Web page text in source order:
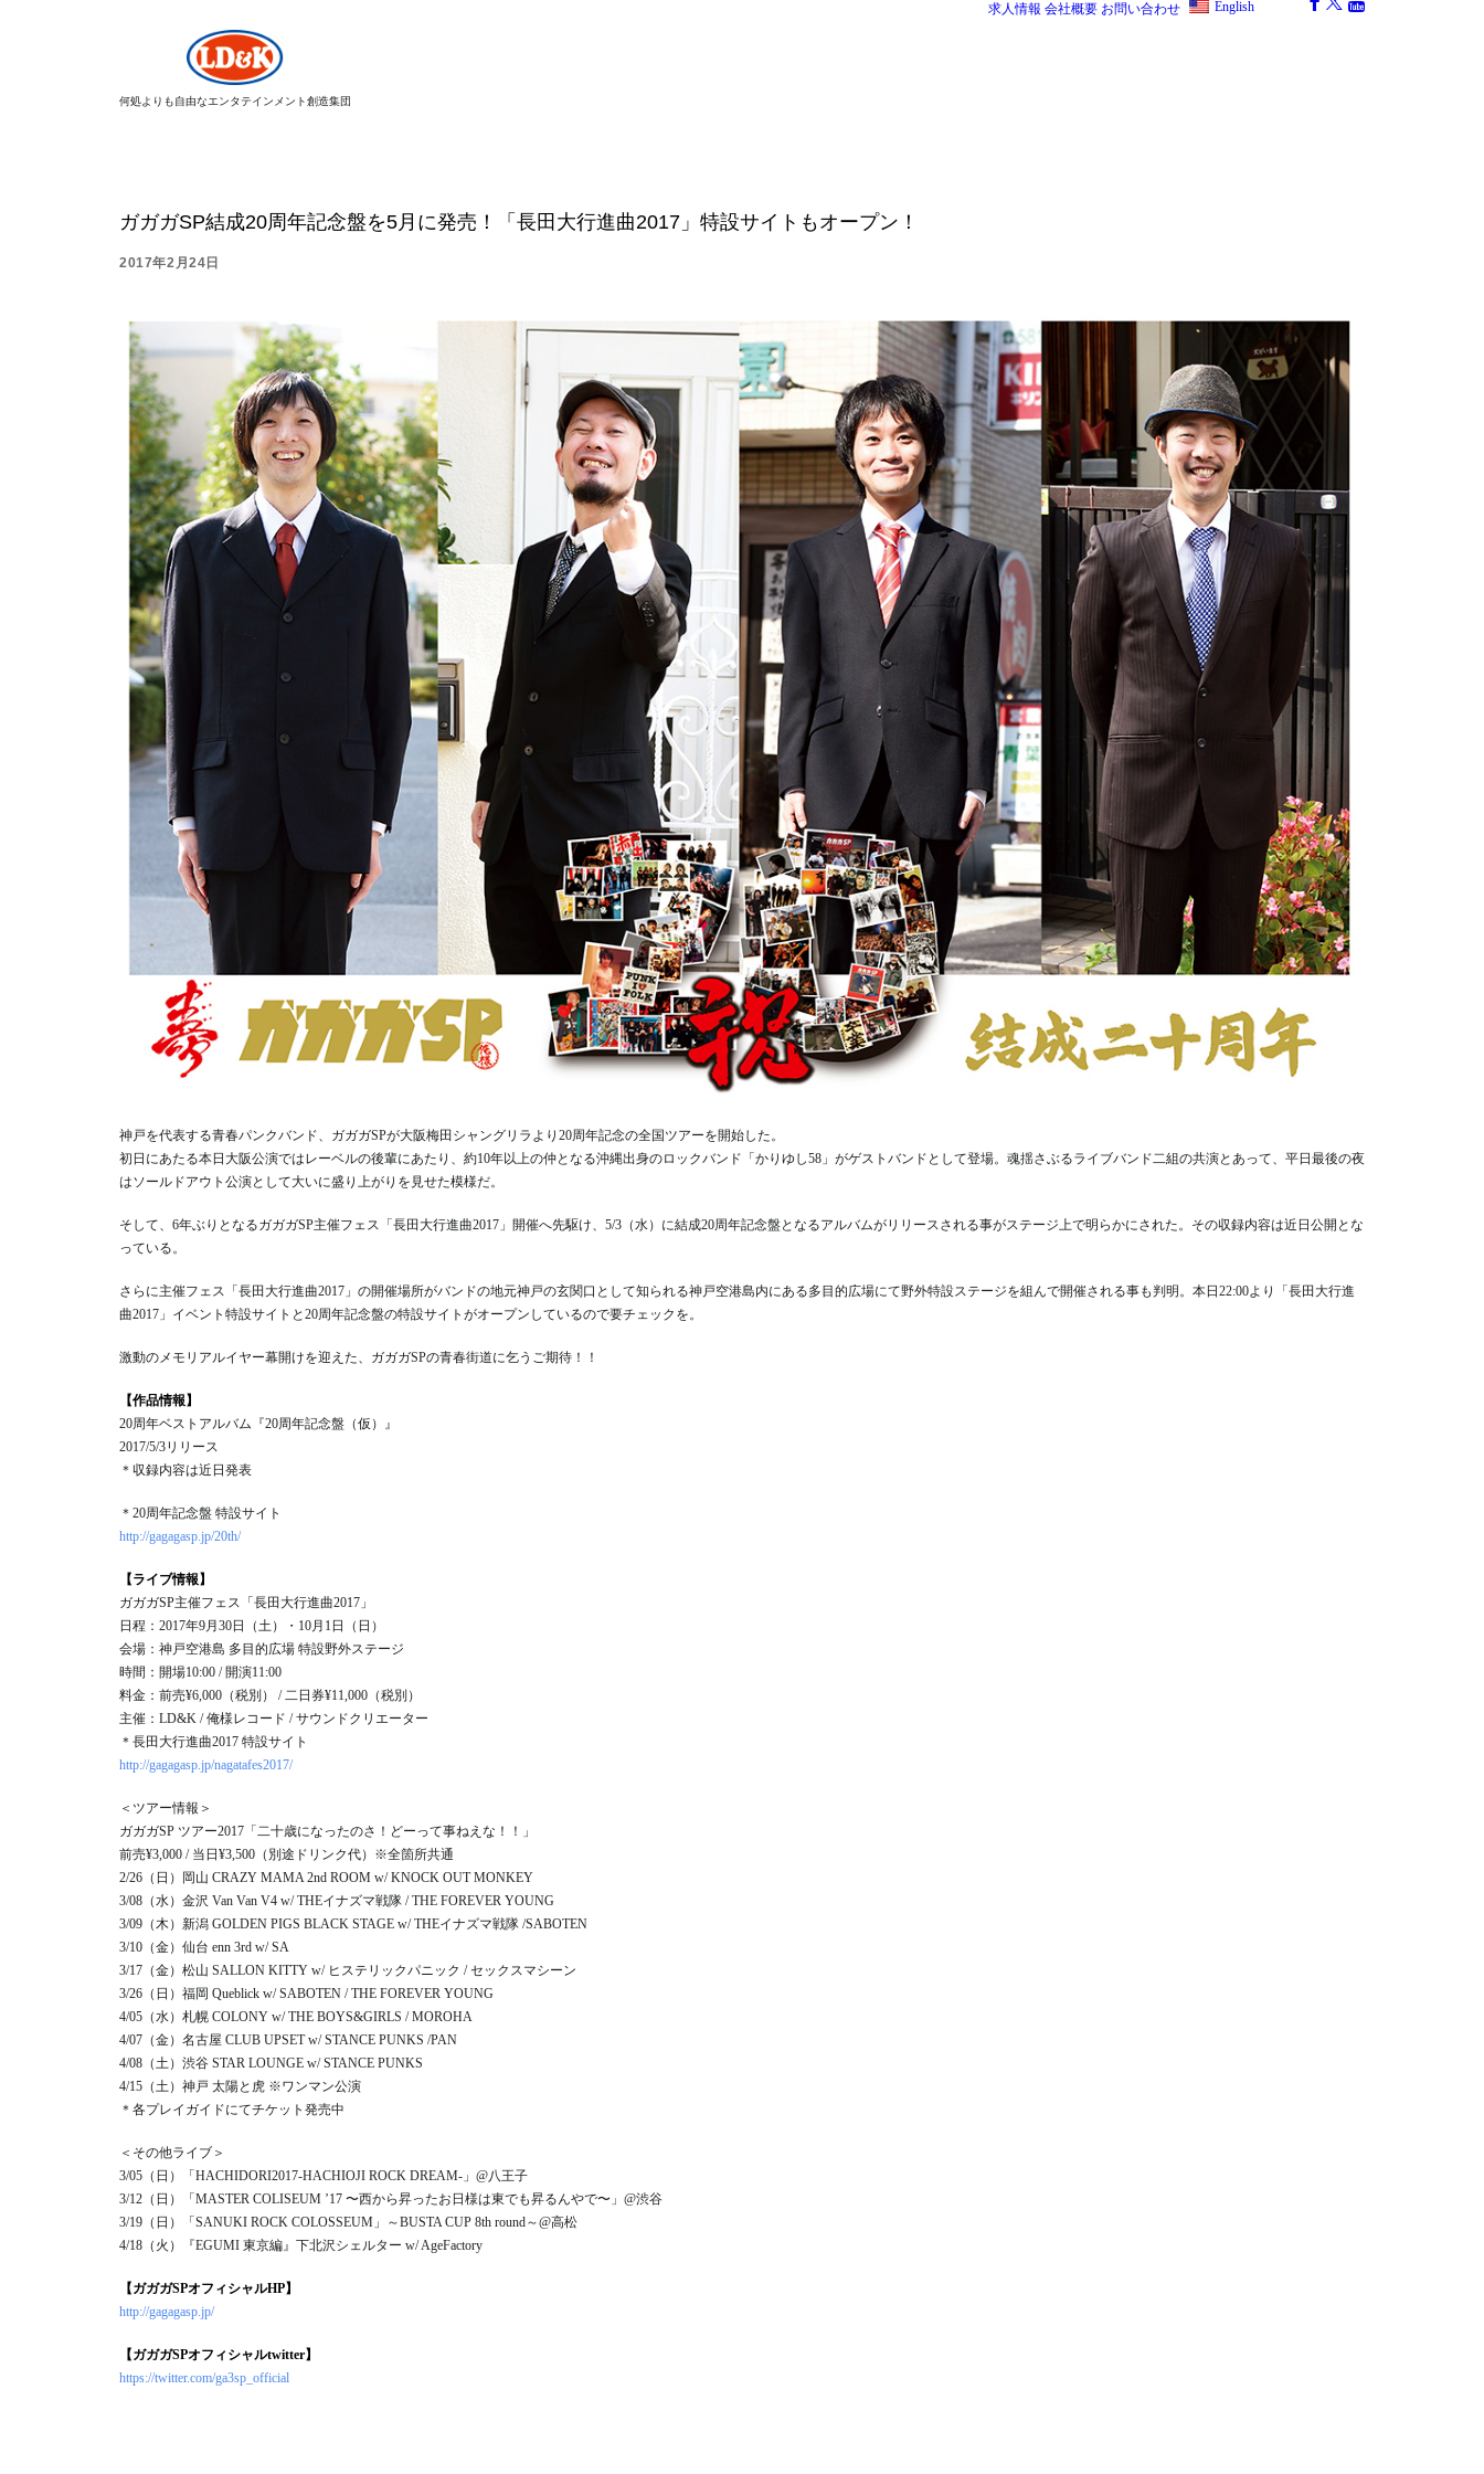
何処よりも自由なエンタテインメント創造集団
求人情報 会社概要 お問い合わせ English
ガガガSP結成20周年記念盤を5月に発売！「長田大行進曲2017」特設サイトもオープン！
2017年2月24日
神戸を代表する青春パンクバンド、ガガガSPが大阪梅田シャングリラより20周年記念の全国ツアーを開始した。
初日にあたる本日大阪公演ではレーベルの後輩にあたり、約10年以上の仲となる沖縄出身のロックバンド「かりゆし58」がゲストバンドとして登場。魂揺さぶるライブバンド二組の共演とあって、平日最後の夜
はソールドアウト公演として大いに盛り上がりを見せた模様だ。
そして、6年ぶりとなるガガガSP主催フェス「長田大行進曲2017」開催へ先駆け、5/3（水）に結成20周年記念盤となるアルバムがリリースされる事がステージ上で明らかにされた。その収録内容は近日公開とな
っている。
さらに主催フェス「長田大行進曲2017」の開催場所がバンドの地元神戸の玄関口として知られる神戸空港島内にある多目的広場にて野外特設ステージを組んで開催される事も判明。本日22:00より「長田大行進
曲2017」イベント特設サイトと20周年記念盤の特設サイトがオープンしているので要チェックを。
激動のメモリアルイヤー幕開けを迎えた、ガガガSPの青春街道に乞うご期待！！
【作品情報】
20周年ベストアルバム『20周年記念盤（仮）』
2017/5/3リリース
＊収録内容は近日発表
＊20周年記念盤 特設サイト
http://gagagasp.jp/20th/
【ライブ情報】
ガガガSP主催フェス「長田大行進曲2017」
日程：2017年9月30日（土）・10月1日（日）
会場：神戸空港島 多目的広場 特設野外ステージ
時間：開場10:00 / 開演11:00
料金：前売¥6,000（税別） / 二日券¥11,000（税別）
主催：LD&K / 俺様レコード / サウンドクリエーター
＊長田大行進曲2017 特設サイト
http://gagagasp.jp/nagatafes2017/
＜ツアー情報＞
ガガガSP ツアー2017「二十歳になったのさ！どーって事ねえな！！」
前売¥3,000 / 当日¥3,500（別途ドリンク代）※全箇所共通
2/26（日）岡山 CRAZY MAMA 2nd ROOM w/ KNOCK OUT MONKEY
3/08（水）金沢 Van Van V4 w/ THEイナズマ戦隊 / THE FOREVER YOUNG
3/09（木）新潟 GOLDEN PIGS BLACK STAGE w/ THEイナズマ戦隊 /SABOTEN
3/10（金）仙台 enn 3rd w/ SA
3/17（金）松山 SALLON KITTY w/ ヒステリックパニック / セックスマシーン
3/26（日）福岡 Queblick w/ SABOTEN / THE FOREVER YOUNG
4/05（水）札幌 COLONY w/ THE BOYS&GIRLS / MOROHA
4/07（金）名古屋 CLUB UPSET w/ STANCE PUNKS /PAN
4/08（土）渋谷 STAR LOUNGE w/ STANCE PUNKS
4/15（土）神戸 太陽と虎 ※ワンマン公演
＊各プレイガイドにてチケット発売中
＜その他ライブ＞
3/05（日）「HACHIDORI2017-HACHIOJI ROCK DREAM-」@八王子
3/12（日）「MASTER COLISEUM ’17 〜西から昇ったお日様は東でも昇るんやで〜」@渋谷
3/19（日）「SANUKI ROCK COLOSSEUM」～BUSTA CUP 8th round～@高松
4/18（火）『EGUMI 東京編』下北沢シェルター w/ AgeFactory
【ガガガSPオフィシャルHP】
http://gagagasp.jp/
【ガガガSPオフィシャルtwitter】
https://twitter.com/ga3sp_official